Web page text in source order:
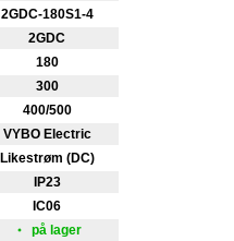
2GDC-180S1-4
2GDC
180
300
400/500
VYBO Electric
Likestrøm (DC)
IP23
IC06
på lager